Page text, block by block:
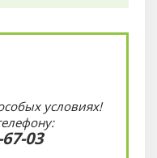
условиях!
03